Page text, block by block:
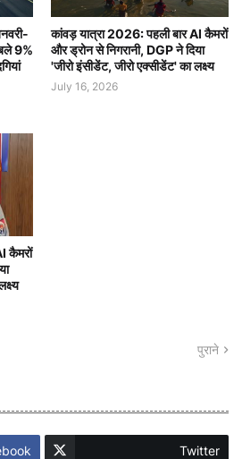
9%
कांवड़ यात्रा 2026: पहली बार AI कैमरों
और ड्रोन से निगरानी, DGP ने दिया
'जीरो इंसीडेंट, जीरो एक्सीडेंट' का लक्ष्य
July 16, 2026
कैमरों
पुराने
Twitter